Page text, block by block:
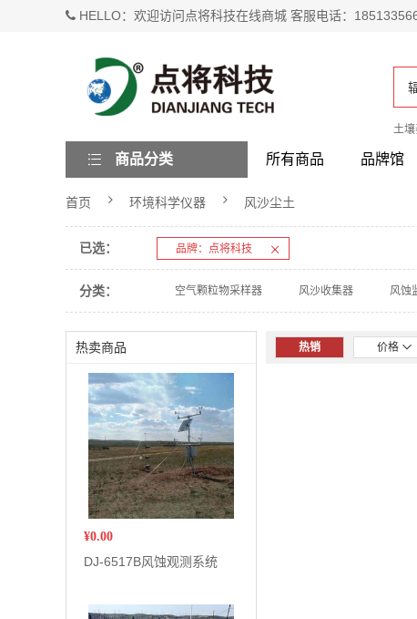
HELLO：欢迎访问点将科技在线商城 客服电话：
土
所有商品 品牌馆
商品分类
首页 环境科学仪器 风沙尘土
已选： 品牌：点将科技
分类： 空气颗粒物采样器 风沙收集器 风蚀
热卖商品
¥0.00
DJ-6517B风蚀观测系统
热销 价格